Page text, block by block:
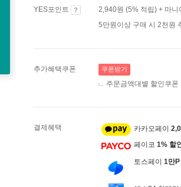
YES포인트
2,940원 (5% 적립) + 마니
5만원이상 구매 시 2천원
추가혜택쿠폰 쿠폰받기
주문금액대별 할인쿠폰
결제혜택 카카오페이
페이코 1% 할
토스페이 1만P